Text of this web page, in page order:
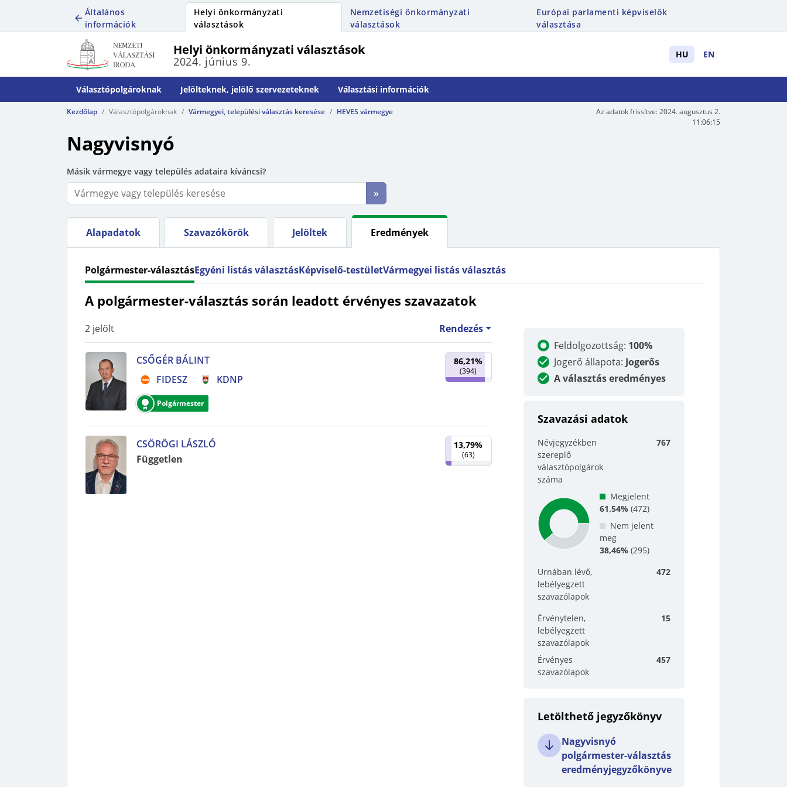
Általános
információk
Helyi önkormányzati
választások
Nemzetiségi önkormányzati
választások
Európai parlamenti képviselők
választása
Helyi önkormányzati választások
2024. június 9.
HU EN
Választópolgároknak Jelölteknek, jelölő szervezeteknek Választási információk
Kezdőlap Választópolgároknak Vármegyei, települési választás keresése HEVES vármegye Az adatok frissítve:2024. augusztus 2.
11:06:15
Nagyvisnyó
Másik vármegye vagy település adataira kíváncsi?
»
Alapadatok Szavazókörök Jelöltek Eredmények
Polgármester-választásEgyéni listás választásKépviselő-testületVármegyei listás választás
A polgármester-választás során leadott érvényes szavazatok
2 jelölt Rendezés
CSŐGÉR BÁLINT
FIDESZ
KDNP
Polgármester
86,21%
(394)
CSÖRÖGI LÁSZLÓ
Független
13,79%
(63)
Feldolgozottság: 100%
Jogerő állapota: Jogerős
A választás eredményes
Szavazási adatok
Névjegyzékben
szereplő
választópolgárok
száma
767
Megjelent
61,54% (472)
Nem jelent
meg
38,46% (295)
Urnában lévő,
lebélyegzett
szavazólapok
472
Érvénytelen,
lebélyegzett
szavazólapok
15
Érvényes
szavazólapok
457
Letölthető jegyzőkönyv
Nagyvisnyó
polgármester-választás
eredményjegyzőkönyve